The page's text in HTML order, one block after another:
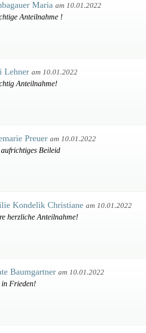
Maria am 10.01.2022
Anteilnahme !
Lehner am 10.01.2022
Anteilnahme!
Preuer am 10.01.2022
Beileid
Kondelik Christiane am 10.01.2022
herzliche Anteilnahme!
Baumgartner am 10.01.2022
in Frieden!